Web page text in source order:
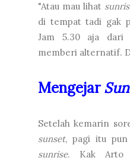
"Atau mau lihat
di tempat tadi gak
Jam 5.30 aja dari
memberi alternatif.
Mengejar
Setelah kemarin
sunset, pagi itu pun
sunrise. Kak Arto